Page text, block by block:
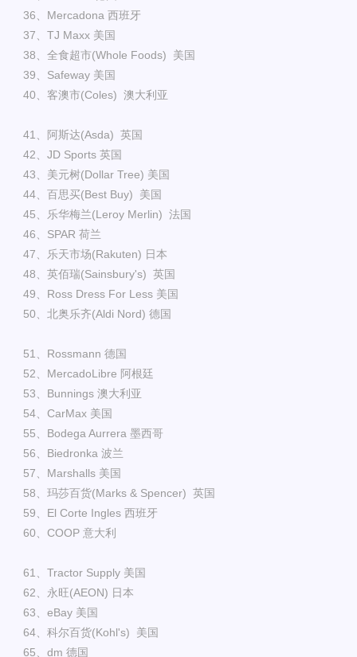
36、Mercadona 西班牙
37、TJ Maxx 美国
38、全食超市(Whole Foods) 美国
39、Safeway 美国
40、客澳市(Coles) 澳大利亚
41、阿斯达(Asda) 英国
42、JD Sports 英国
43、美元树(Dollar Tree) 美国
44、百思买(Best Buy) 美国
45、乐华梅兰(Leroy Merlin) 法国
46、SPAR 荷兰
47、乐天市场(Rakuten) 日本
48、英佰瑞(Sainsbury's) 英国
49、Ross Dress For Less 美国
50、北奥乐齐(Aldi Nord) 德国
51、Rossmann 德国
52、MercadoLibre 阿根廷
53、Bunnings 澳大利亚
54、CarMax 美国
55、Bodega Aurrera 墨西哥
56、Biedronka 波兰
57、Marshalls 美国
58、玛莎百货(Marks & Spencer) 英国
59、El Corte Ingles 西班牙
60、COOP 意大利
61、Tractor Supply 美国
62、永旺(AEON) 日本
63、eBay 美国
64、科尔百货(Kohl's) 美国
65、dm 德国